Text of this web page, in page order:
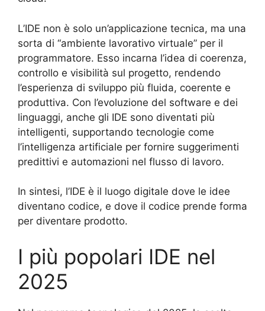
L’IDE non è solo un’applicazione tecnica, ma una
sorta di “ambiente lavorativo virtuale” per il
programmatore. Esso incarna l’idea di coerenza,
controllo e visibilità sul progetto, rendendo
l’esperienza di sviluppo più fluida, coerente e
produttiva. Con l’evoluzione del software e dei
linguaggi, anche gli IDE sono diventati più
intelligenti, supportando tecnologie come
l’intelligenza artificiale per fornire suggerimenti
predittivi e automazioni nel flusso di lavoro.
In sintesi, l’IDE è il luogo digitale dove le idee
diventano codice, e dove il codice prende forma
per diventare prodotto.
I più popolari IDE nel
2025